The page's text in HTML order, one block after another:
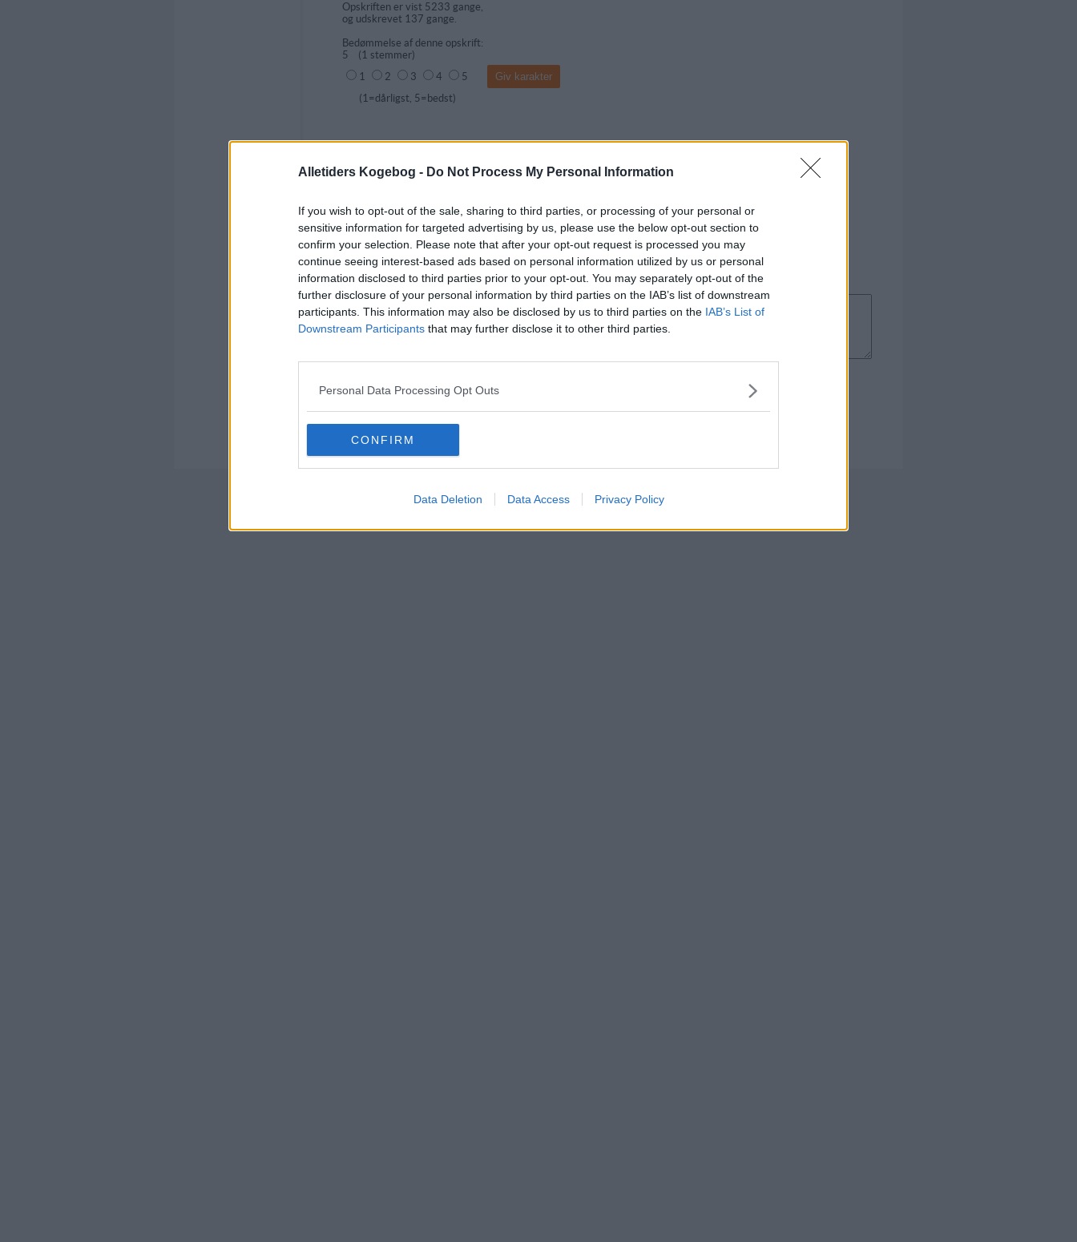
Alletiders Kogebog - Do Not Process My Personal Information
If you wish to opt-out of the sale, sharing to third parties, or processing of your personal or
sensitive information for targeted advertising by us, please use the below opt-out section to
confirm your selection. Please note that after your opt-out request is processed you may
continue seeing interest-based ads based on personal information utilized by us or personal
information disclosed to third parties prior to your opt-out. You may separately opt-out of the
further disclosure of your personal information by third parties on the IAB’s list of downstream
participants. This information may also be disclosed by us to third parties on the IAB’s List of
Downstream Participants that may further disclose it to other third parties.
Personal Data Processing Opt Outs
CONFIRM
Data Deletion Data Access Privacy Policy
Opskriften er vist 5233 gange,
og udskrevet 137 gange.
Bedømmelse af denne opskrift:
5 ( 1 stemmer)
1
2 3 4
5
(1=dårligst, 5=bedst)
Kommentar fra:
Kommentar:
Kommentaren skal godkendes før den bliver synlig
Kommentarer